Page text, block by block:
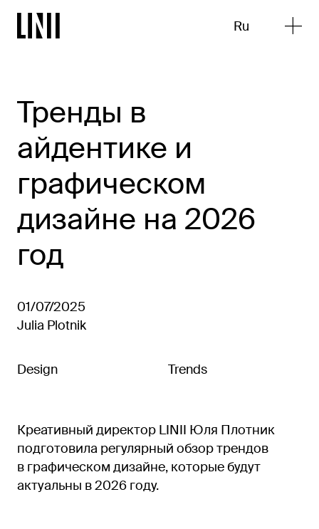
Ru
Тренды в
айдентике и
графическом
дизайне на 2026
год
01/07/2025
Julia Plotnik
Design Trends
Креативный директор LINII Юля Плотник
подготовила регулярный обзор трендов
в графическом дизайне, которые будут
актуальны в 2026 году.